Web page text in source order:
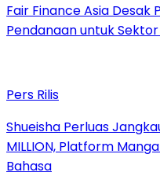
Fair Finance Asia Desak
Pendanaan untuk Sektor
Pers Rilis
Shueisha Perluas
MILLION, Platform
Bahasa